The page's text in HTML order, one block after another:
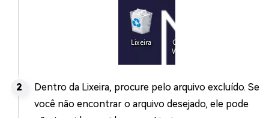
Dentro da Lixeira, procure pelo arquivo excluído. Se
você não encontrar o arquivo desejado, ele pode